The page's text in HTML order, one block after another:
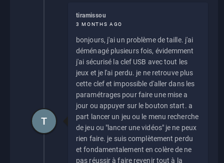
tiramissou
3 MONTHS AGO
bonjours, j'ai un problème de taille. j'ai
déménagé plusieurs fois, évidemment
j'ai sécurisé la clef USB avec tout les
jeux et je l'ai perdu. je ne retrouve plus
cette clef et impossible d'aller dans les
paramétrages pour faire une mise a
jour ou appuyer sur le bouton start. a
part lancer un jeu ou le menu recherche
de jeu ou "lancer une vidéos" je ne peux
rien faire. je suis complètement perdu
et fondamentalement en colère de ne
pas réussir à faire revenir tout à la
T